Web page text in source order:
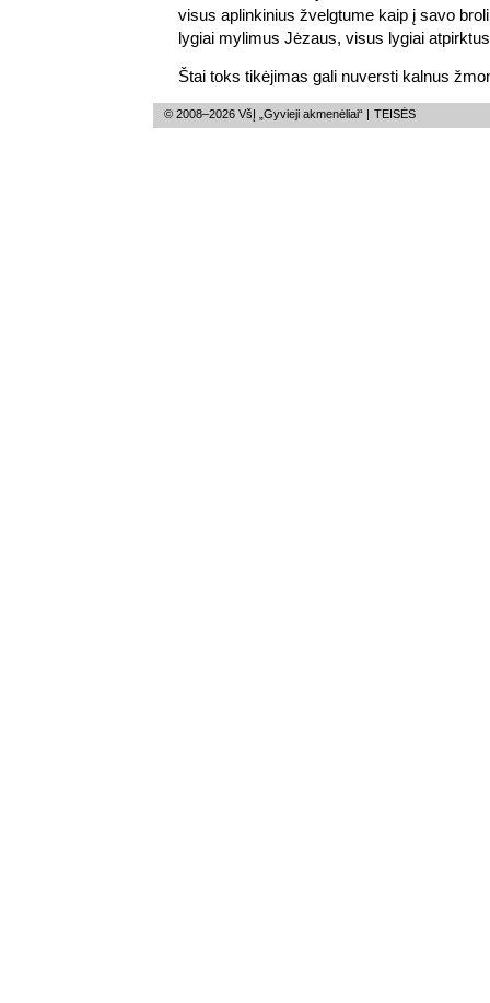
visus aplinkinius žvelgtume kaip į savo
lygiai mylimus Jėzaus, visus lygiai
Štai toks tikėjimas gali nuversti kalnus
© 2008–2026 VšĮ „Gyvieji akmenėliai“ | TEISĖS